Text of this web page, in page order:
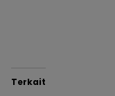
Terkait